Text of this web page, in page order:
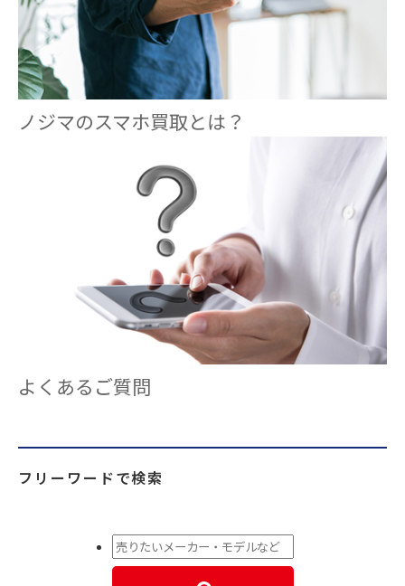
ノジマのスマホ買取とは？
よくあるご質問
フリーワードで検索